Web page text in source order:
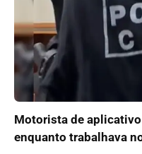
Motorista de
enquanto trabalhava